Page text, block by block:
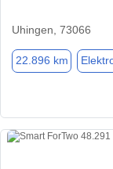
Uhingen, 73066
22.896 km